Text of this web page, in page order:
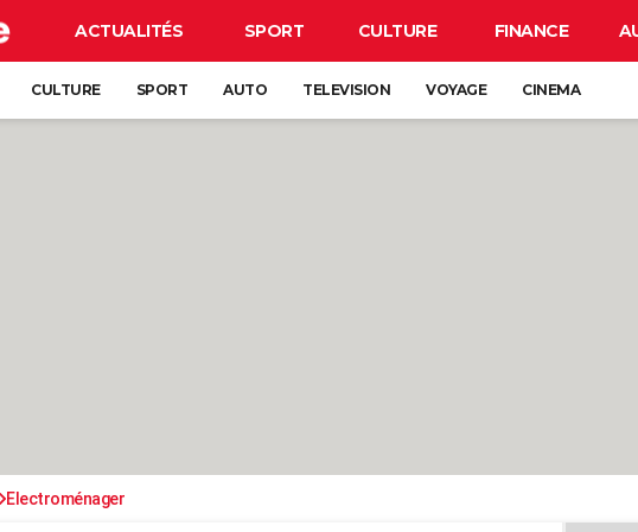
ACTUALITÉS SPORT CULTURE FINANCE
CULTURE SPORT AUTO TELEVISION VOYAGE CINEMA
Electroménager